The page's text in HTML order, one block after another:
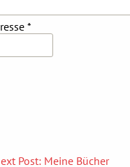
*
Post: Meine Bücher